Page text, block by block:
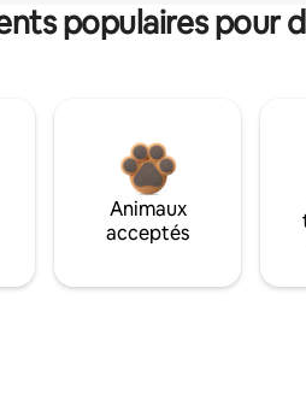
populaires pour
Animaux
acceptés